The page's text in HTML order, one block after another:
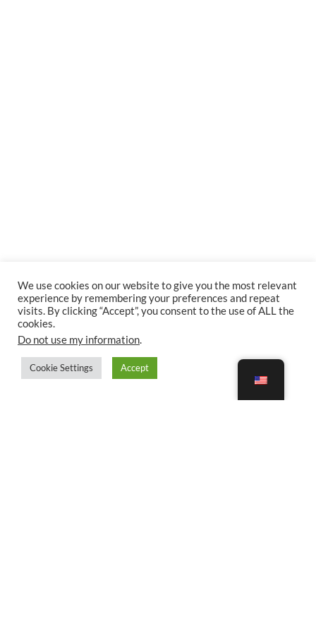
We use cookies on our website to give you the most relevant
experience by remembering your preferences and repeat
visits. By clicking “Accept”, you consent to the use of ALL the
cookies.
Do not use my information.
Cookie Settings Accept